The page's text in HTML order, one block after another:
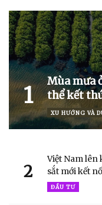
1
Mùa mưa
thể kết
XU HƯỚNG VÀ
2
Việt Nam lên
sắt mới kết
ĐẦU TƯ